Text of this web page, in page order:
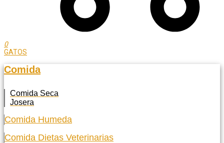
0
GATOS
Comida
Comida Seca
Josera
Comida Humeda
Comida Dietas Veterinarias